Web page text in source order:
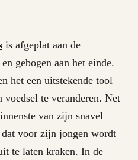
is afgeplat aan de
gebogen aan het einde.
het een uitstekende tool
te veranderen. Net
van zijn snavel
dat voor zijn jongen wordt
te laten kraken. In de